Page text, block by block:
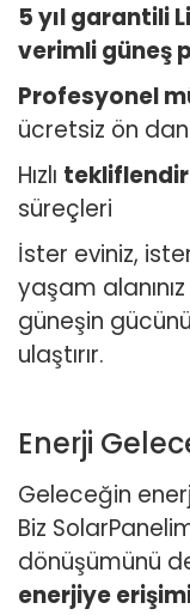
5 yıl garantili
verimli güneş
Profesyonel
ücretsiz ön
Hızlı
süreçleri
İster eviniz,
yaşam
güneşin
ulaştırır.
Enerji
Geleceğin
Biz
dönüşümünü
enerjiye